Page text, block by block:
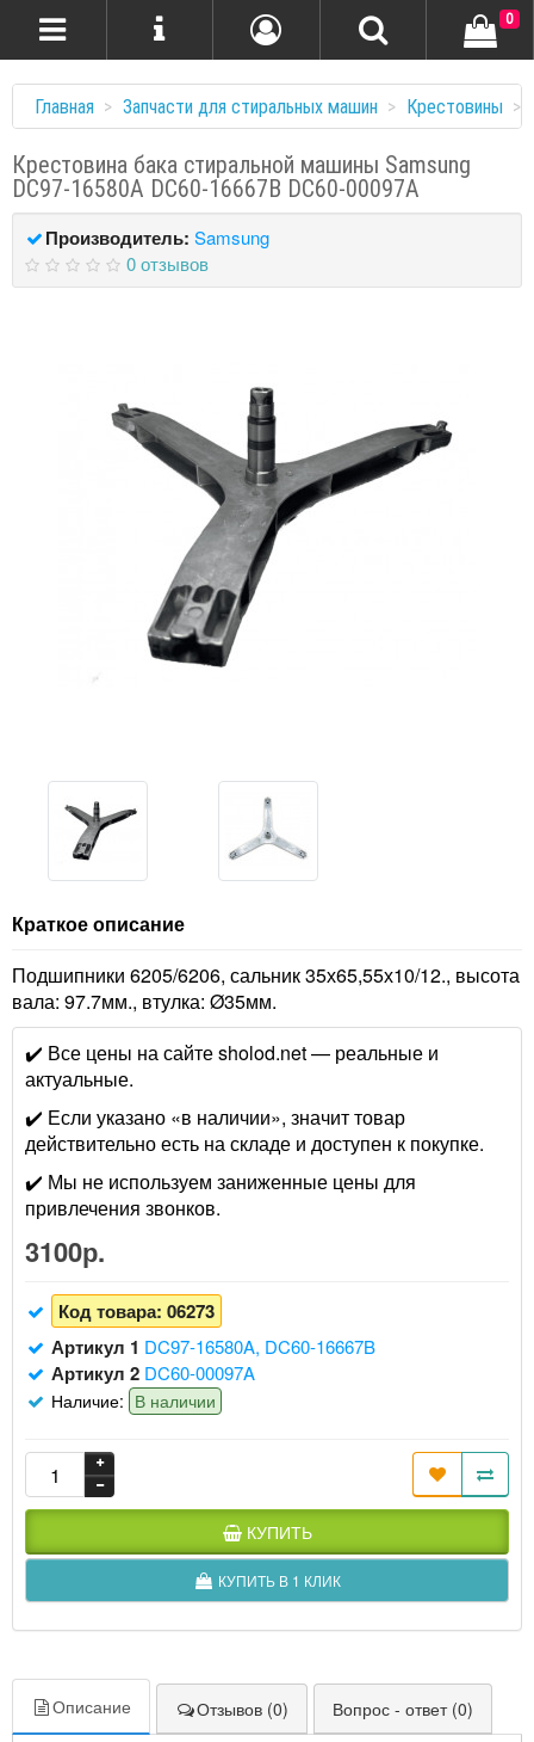
0
Главная Запчасти для стиральных машин Крестовины
Крестовина бака стиральной машины Samsung
DC97-16580A DC60-16667B DC60-00097A
Производитель: Samsung
0 отзывов
Краткое описание
Подшипники 6205/6206, сальник 35х65,55х10/12., высота
вала: 97.7мм., втулка: Ø35мм.
✔️ Все цены на сайте sholod.net — реальные и
актуальные.
✔️ Если указано «в наличии», значит товар
действительно есть на складе и доступен к покупке.
✔️ Мы не используем заниженные цены для
привлечения звонков.
3100р.
Код товара: 06273
Артикул 1 DC97-16580A, DC60-16667B
Артикул 2 DC60-00097A
Наличие: В наличии
КУПИТЬ
КУПИТЬ В 1 КЛИК
Описание Отзывов (0) Вопрос - ответ (0)